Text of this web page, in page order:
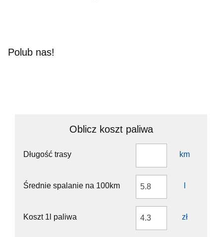
Polub nas!
Oblicz koszt paliwa
Długość trasy km
Średnie spalanie na 100km
Koszt 1l paliwa zł